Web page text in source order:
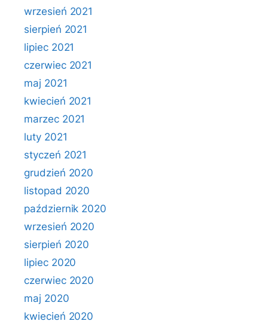
wrzesień 2021
sierpień 2021
lipiec 2021
czerwiec 2021
maj 2021
kwiecień 2021
marzec 2021
luty 2021
styczeń 2021
grudzień 2020
listopad 2020
październik 2020
wrzesień 2020
sierpień 2020
lipiec 2020
czerwiec 2020
maj 2020
kwiecień 2020